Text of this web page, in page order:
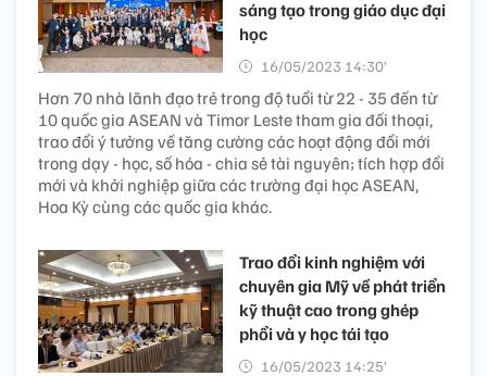
sáng tạo trong giáo dục đại
học
16/05/2023 14:30’
Hơn 70 nhà lãnh đạo trẻ trong độ tuổi từ 22 - 35 đến từ
10 quốc gia ASEAN và Timor Leste tham gia đối thoại,
trao đổi ý tưởng về tăng cường các hoạt động đổi mới
trong dạy - học, số hóa - chia sẻ tài nguyên; tích hợp đổi
mới và khởi nghiệp giữa các trường đại học ASEAN,
Hoa Kỳ cùng các quốc gia khác.
Trao đổi kinh nghiệm với
chuyên gia Mỹ về phát triển
kỹ thuật cao trong ghép
phổi và y học tái tạo
16/05/2023 14:25’